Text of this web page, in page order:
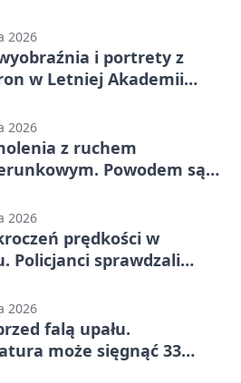
2026
i portrety z
w Letniej Akademii
2026
z ruchem
Powodem są
2026
prędkości w
Policjanci sprawdzali
2026
falą upału.
może sięgnąć 33